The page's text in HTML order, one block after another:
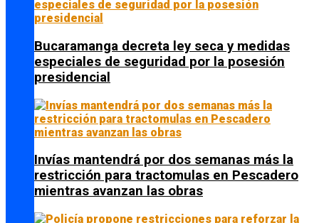
Bucaramanga decreta ley seca y medidas
especiales de seguridad por la posesión
presidencial
Invías mantendrá por dos semanas más la
restricción para tractomulas en Pescadero
mientras avanzan las obras